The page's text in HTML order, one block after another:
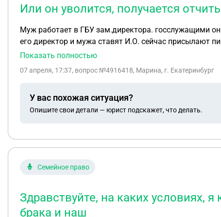
Или он уволится, получается
Муж работает в ГБУ зам.директора. госслужащими они не
его директор и мужа ставят И.О. сейчас присылают письмо и в бухгалтерии говорят что лишним не будет и надо бы отчитаться и ему и мне. но их юрист в
организации не уверен, так как говорит что вроде ему не надо
премии на руки наличкой, но так как я все это кладу на свои карты, коплю - трачу, поэтому у меня с
даже если мы должны отчитаться , но до 30 апреля
Показать полностью
07 апреля, 17:37, вопрос №4916418, Марина, г. Екатеринбург
У вас похожая ситуация?
Опишите свои детали — юрист подскажет, что делать.
Семейное право
Здравствуйте, на каких условиях,
брака и наш